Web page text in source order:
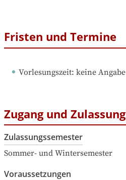
Fristen und Termine
Vorlesungszeit: keine Angabe
Zugang und Zulassung
Zulassungssemester
Sommer- und Wintersemester
Voraussetzungen